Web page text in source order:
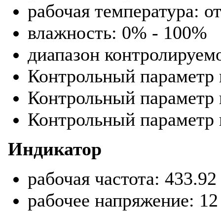
рабочая температура:
влажность: 0% - 100%
диапазон
Контрольный параметр
Контрольный параметр
Контрольный
Индикатор
рабочая частота:
рабочее напряжение: